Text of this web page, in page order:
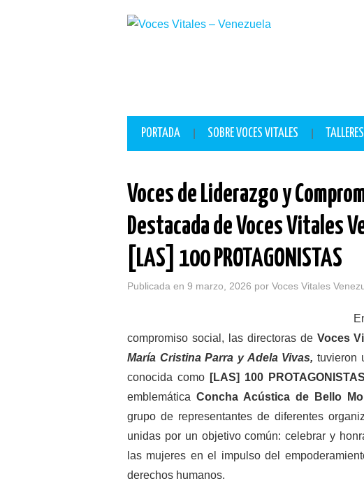
PORTADA SOBRE VOCES VITALES TALLERES
Voces de Liderazgo y
Destacada de Voces Vitales
[LAS] 100 PROTAGONISTAS
Publicada en 9 marzo, 2026 por Voces Vitales
compromiso social, las directoras de Voces
María Cristina Parra y Adela Vivas, tuvieron
conocida como [LAS] 100 PROTAGONISTAS
emblemática Concha Acústica de Bello
grupo de representantes de diferentes
unidas por un objetivo común: celebrar y
las mujeres en el impulso del
derechos humanos.